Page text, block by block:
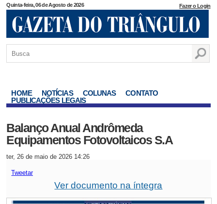
Quinta-feira, 06 de Agosto de 2026 Fazer o Login
HOME NOTÍCIAS COLUNAS
CONTATO
PUBLICAÇÕES LEGAIS
Balanço Anual Andrômeda
Equipamentos Fotovoltaicos S.A
ter, 26 de maio de 2026 14:26
Tweetar
Ver documento na íntegra